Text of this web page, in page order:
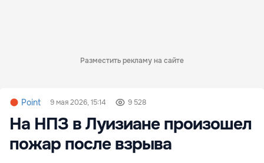
Разместить рекламу на сайте
Point 9 мая 2026, 15:14 9 528
На НПЗ в Луизиане произошел
пожар после взрыва